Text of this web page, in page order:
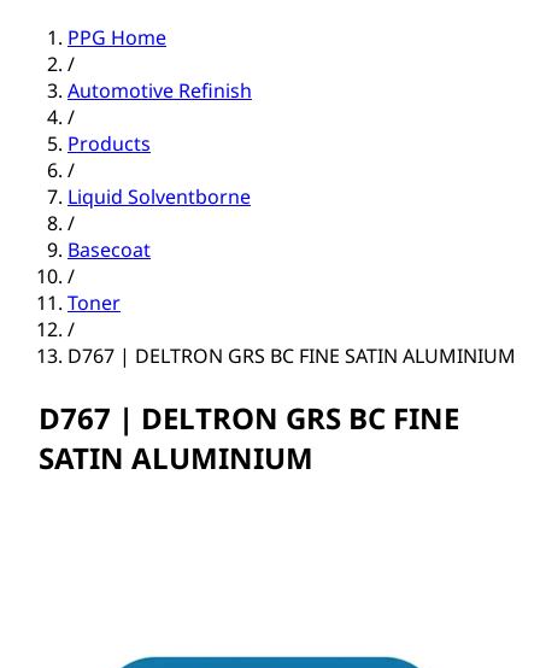
PPG Home
/
Automotive Refinish
/
Products
/
Liquid Solventborne
/
Basecoat
/
Toner
/
D767 | DELTRON GRS BC FINE SATIN ALUMINIUM
D767 | DELTRON GRS BC FINE
SATIN ALUMINIUM